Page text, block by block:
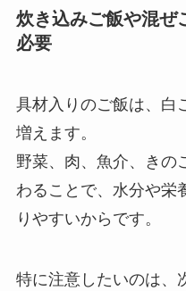
炊き込みご飯や混ぜ
必要
具材入りのご飯は、白
増えます。
野菜、肉、魚介、きの
わることで、水分や栄
りやすいからです。
特に注意したいのは、